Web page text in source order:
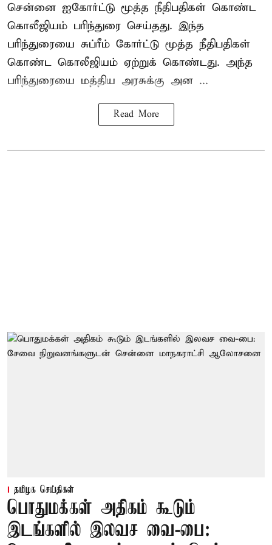
சென்னை ஐகோர்ட்டு மூத்த நீதிபதிகள் கொண்ட
கொலீஜியம் பரிந்துரை செய்தது. இந்த
பரிந்துரையை சுப்ரீம் கோர்ட்டு மூத்த நீதிபதிகள்
கொண்ட கொலீஜியம் ஏற்றுக் கொண்டது. அந்த
பரிந்துரையை மத்திய அரசுக்கு அன ...
Read More
தமிழக செய்திகள்
பொதுமக்கள் அதிகம் கூடும்
இடங்களில் இலவச வை-பை: